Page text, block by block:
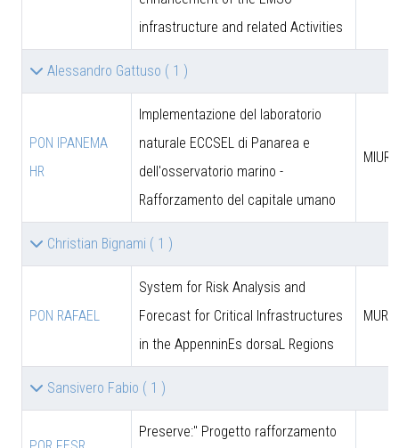
infrastructure and related Activities
Alessandro Gattuso ( 1 )
PON IPANEMA
HR
Implementazione del laboratorio
naturale ECCSEL di Panarea e
dell'osservatorio marino -
Rafforzamento del capitale umano
MIUR
Christian Bignami ( 1 )
PON RAFAEL
System for Risk Analysis and
Forecast for Critical Infrastructures
in the AppenninEs dorsaL Regions
MUR
Sansivero Fabio ( 1 )
Preserve:" Progetto rafforzamento